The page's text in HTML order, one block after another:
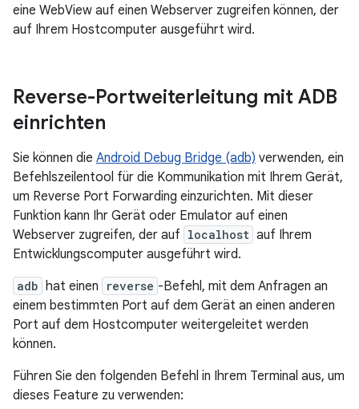
eine WebView auf einen Webserver zugreifen können, der
auf Ihrem Hostcomputer ausgeführt wird.
Reverse-Portweiterleitung mit ADB
einrichten
Sie können die Android Debug Bridge (adb) verwenden, ein
Befehlszeilentool für die Kommunikation mit Ihrem Gerät,
um Reverse Port Forwarding einzurichten. Mit dieser
Funktion kann Ihr Gerät oder Emulator auf einen
Webserver zugreifen, der auf localhost auf Ihrem
Entwicklungscomputer ausgeführt wird.
adb hat einen reverse -Befehl, mit dem Anfragen an
einem bestimmten Port auf dem Gerät an einen anderen
Port auf dem Hostcomputer weitergeleitet werden
können.
Führen Sie den folgenden Befehl in Ihrem Terminal aus, um
dieses Feature zu verwenden: